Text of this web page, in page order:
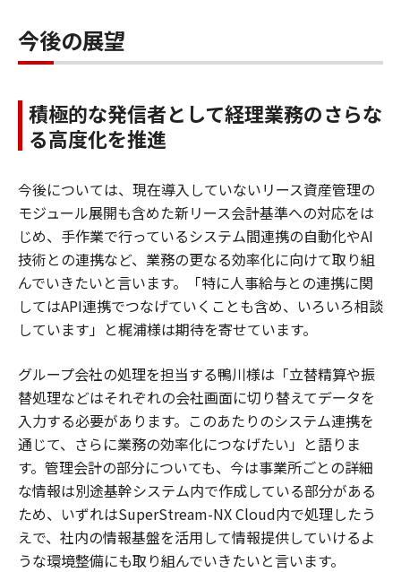
今後の展望
積極的な発信者として経理業務のさらな
る高度化を推進
今後については、現在導入していないリース資産管理の
モジュール展開も含めた新リース会計基準への対応をは
じめ、手作業で行っているシステム間連携の自動化やAI
技術との連携など、業務の更なる効率化に向けて取り組
んでいきたいと言います。「特に人事給与との連携に関
してはAPI連携でつなげていくことも含め、いろいろ相談
しています」と梶浦様は期待を寄せています。
グループ会社の処理を担当する鴨川様は「立替精算や振
替処理などはそれぞれの会社画面に切り替えてデータを
入力する必要があります。このあたりのシステム連携を
通じて、さらに業務の効率化につなげたい」と語りま
す。管理会計の部分についても、今は事業所ごとの詳細
な情報は別途基幹システム内で作成している部分がある
ため、いずれはSuperStream-NX Cloud内で処理したう
えで、社内の情報基盤を活用して情報提供していけるよ
うな環境整備にも取り組んでいきたいと言います。